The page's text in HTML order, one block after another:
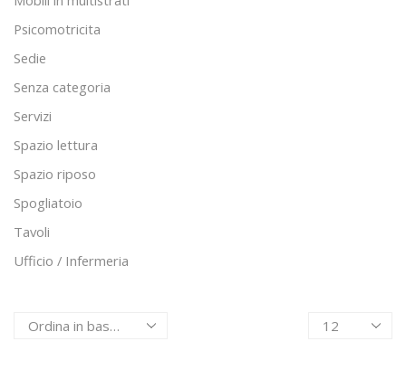
Products
Psicomotricita
Sedie
Senza categoria
Servizi
Spazio lettura
Spazio riposo
Spogliatoio
Tavoli
Ufficio / Infermeria